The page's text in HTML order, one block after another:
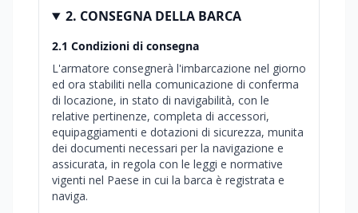
2. CONSEGNA DELLA BARCA
2.1 Condizioni di consegna
L'armatore consegnerà l'imbarcazione nel giorno
ed ora stabiliti nella comunicazione di conferma
di locazione, in stato di navigabilità, con le
relative pertinenze, completa di accessori,
equipaggiamenti e dotazioni di sicurezza, munita
dei documenti necessari per la navigazione e
assicurata, in regola con le leggi e normative
vigenti nel Paese in cui la barca è registrata e
naviga.